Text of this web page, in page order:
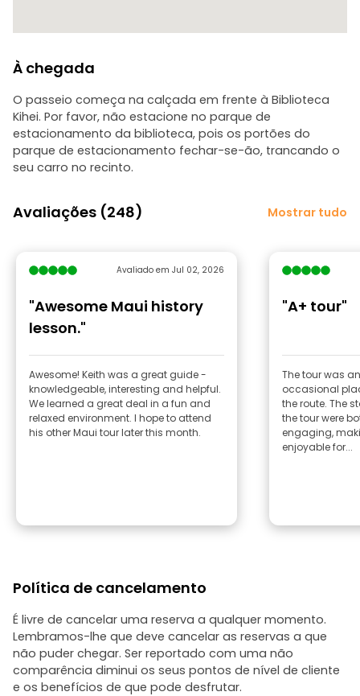
À chegada
O passeio começa na calçada em frente à Biblioteca
Kihei. Por favor, não estacione no parque de
estacionamento da biblioteca, pois os portões do
parque de estacionamento fechar-se-ão, trancando o
seu carro no recinto.
Avaliações (248) Mostrar tudo
Avaliado em Jul 02, 2026
"Awesome Maui history
lesson."
Awesome! Keith was a great guide -
knowledgeable, interesting and helpful.
We learned a great deal in a fun and
relaxed environment. I hope to attend
his other Maui tour later this month.
"A+ tour"
The tour was
occasional
the route. The
the tour were
engaging,
enjoyable for...
Política de cancelamento
É livre de cancelar uma reserva a qualquer momento.
Lembramos-lhe que deve cancelar as reservas a que
não puder chegar. Ser reportado com uma não
comparência diminui os seus pontos de nível de cliente
e os benefícios de que pode desfrutar.